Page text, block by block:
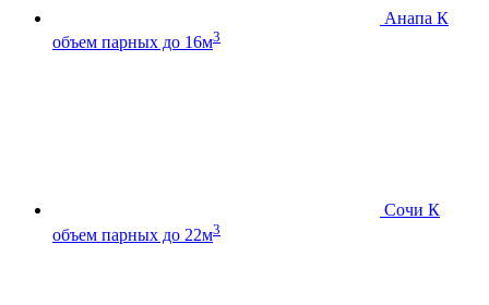
Анапа К
объем парных до 16м3
Сочи К
объем парных до 22м3